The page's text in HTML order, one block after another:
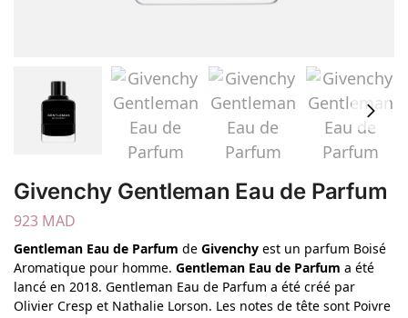
Givenchy Gentleman Eau de Parfum
923 MAD
Gentleman Eau de Parfum de Givenchy est un parfum Boisé
Aromatique pour homme. Gentleman Eau de Parfum a été
lancé en 2018. Gentleman Eau de Parfum a été créé par
Olivier Cresp et Nathalie Lorson. Les notes de tête sont Poivre